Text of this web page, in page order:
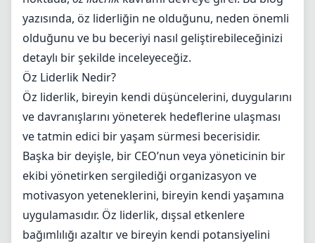
yazısında, öz liderliğin ne olduğunu, neden önemli
olduğunu ve bu beceriyi nasıl geliştirebileceğinizi
detaylı bir şekilde inceleyeceğiz.
Öz Liderlik Nedir?
Öz liderlik, bireyin kendi düşüncelerini, duygularını
ve davranışlarını yöneterek hedeflerine ulaşması
ve tatmin edici bir yaşam sürmesi becerisidir.
Başka bir deyişle, bir CEO’nun veya yöneticinin bir
ekibi yönetirken sergilediği organizasyon ve
motivasyon yeteneklerini, bireyin kendi yaşamına
uygulamasıdır. Öz liderlik, dışsal etkenlere
bağımlılığı azaltır ve bireyin kendi potansiyelini